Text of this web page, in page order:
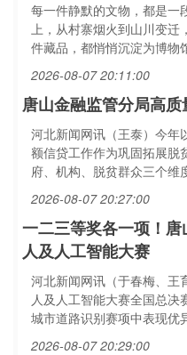
每一件静默的文物，都是一
上，从村寨烟火到山川变
件藏品，都悄悄沉淀为博物
2026-08-07 20:11:00
唐山金融监管分局高
河北新闻网讯（王泰）今年
额信贷工作作为巩固拓展脱
府、机构、脱贫群众三个维
2026-08-07 20:27:00
一二三等奖各一项！
人及人工智能大赛
河北新闻网讯（于春梅、王
人及人工智能大赛全国总
城市道路识别赛项中表现优
2026-08-07 20:29:00